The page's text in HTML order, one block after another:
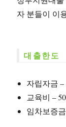
자 분들이 이
대출한도
자립자금 –
교육비 –
임차보증